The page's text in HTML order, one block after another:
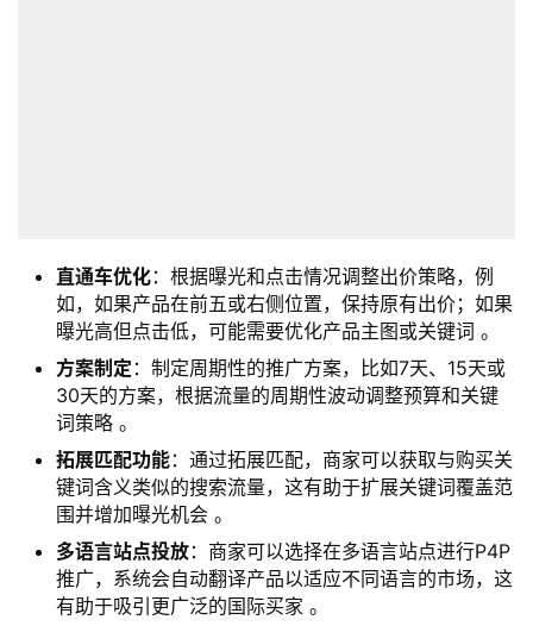
首
直通车优化：根据曝光和点击情况调整出价策略，例
如，如果产品在前五或右侧位置，保持原有出价；如果
曝光高但点击低，可能需要优化产品主图或关键词 。
方案制定 ：制定周期性的推广方案，比如7天、15天或
30天的方案，根据流量的周期性波动调整预算和关键
词策略 。
拓展匹配功能：通过拓展匹配，商家可以获取与购买关
键词含义类似的搜索流量，这有助于扩展关键词覆盖范
围并增加曝光机会 。
多语言站点投放：商家可以选择在多语言站点进行P4P
推广，系统会自动翻译产品以适应不同语言的市场，这
有助于吸引更广泛的国际买家 。